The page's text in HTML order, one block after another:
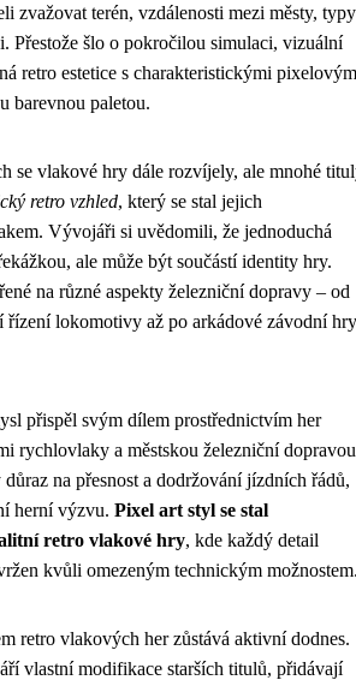
zvažovat terén, vzdálenosti mezi městy, typy
Přestože šlo o pokročilou simulaci, vizuální
retro estetice s charakteristickými
barevnou paletou.
se vlakové hry dále rozvíjely, ale mnohé
retro vzhled, který se stal jejich
Vývojáři si uvědomili, že jednoduchá
ale může být součástí identity hry.
na různé aspekty železniční dopravy – od
řízení lokomotivy až po arkádové závodní hry
přispěl svým dílem prostřednictvím her
rychlovlaky a městskou železniční
na přesnost a dodržování jízdních řádů,
herní výzvu. Pixel art styl se stal
retro vlakové hry, kde každý detail
kvůli omezeným technickým
retro vlakových her zůstává aktivní dodnes.
vlastní modifikace starších titulů, přidávají